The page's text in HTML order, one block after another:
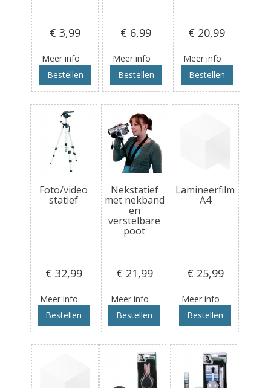
€ 3,99
Meer info
Bestellen
€ 6,99
Meer info
Bestellen
€ 20,99
Meer info
Bestellen
Foto/video
statief
€ 32,99
Meer info
Bestellen
Nekstatief
met nekband
en
verstelbare
poot
€ 21,99
Meer info
Bestellen
Lamineerfilm
A4
€ 25,99
Meer info
Bestellen